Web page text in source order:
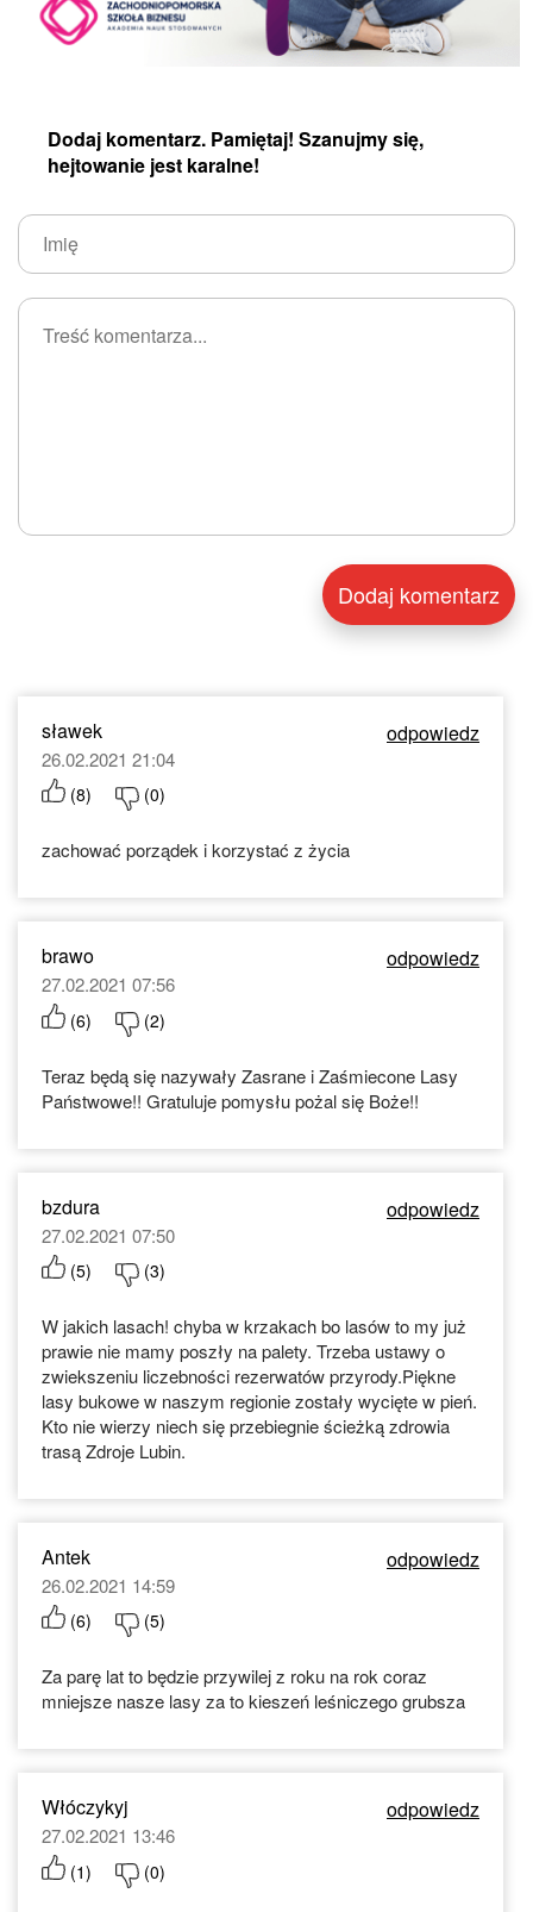
Dodaj komentarz. Pamiętaj! Szanujmy się,
hejtowanie jest karalne!
sławek odpowiedz
26.02.2021 21:04
(8) (0)
zachować porządek i korzystać z życia
brawo odpowiedz
27.02.2021 07:56
(6) (2)
Teraz będą się nazywały Zasrane i Zaśmiecone Lasy
Państwowe!! Gratuluje pomysłu pożal się Boże!!
bzdura odpowiedz
27.02.2021 07:50
(5) (3)
W jakich lasach! chyba w krzakach bo lasów to my już
prawie nie mamy poszły na palety. Trzeba ustawy o
zwiekszeniu liczebności rezerwatów przyrody.Piękne
lasy bukowe w naszym regionie zostały wycięte w pień.
Kto nie wierzy niech się przebiegnie ścieżką zdrowia
trasą Zdroje Lubin.
Antek odpowiedz
26.02.2021 14:59
(6) (5)
Za parę lat to będzie przywilej z roku na rok coraz
mniejsze nasze lasy za to kieszeń leśniczego grubsza
Włóczykyj odpowiedz
27.02.2021 13:46
(1) (0)